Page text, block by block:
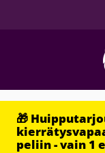
🎁
peliin - vain 1